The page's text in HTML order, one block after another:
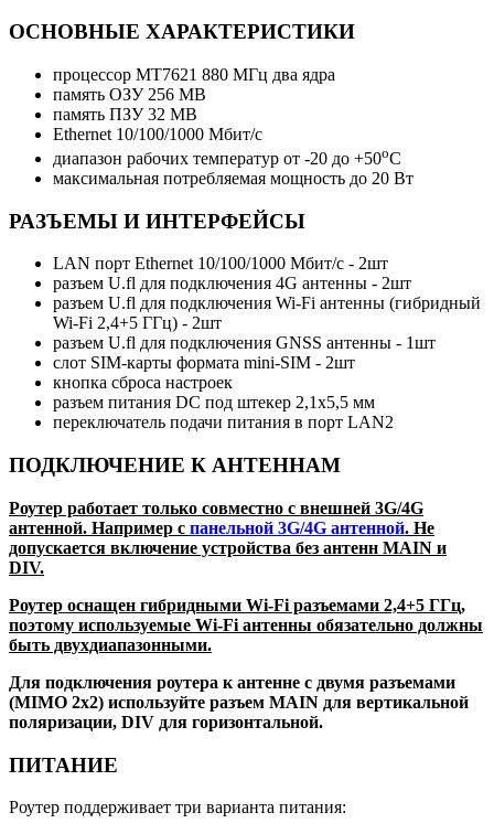
ОСНОВНЫЕ ХАРАКТЕРИСТИКИ
процессор MT7621 880 МГц два ядра
память ОЗУ 256 MB
память ПЗУ 32 MB
Ethernet 10/100/1000 Мбит/c
диапазон рабочих температур от -20 до +50оС
максимальная потребляемая мощность до 20 Вт
РАЗЪЕМЫ И ИНТЕРФЕЙСЫ
LAN порт Ethernet 10/100/1000 Мбит/с - 2шт
разъем U.fl для подключения 4G антенны - 2шт
разъем U.fl для подключения Wi-Fi антенны (гибридный
Wi-Fi 2,4+5 ГГц) - 2шт
разъем U.fl для подключения GNSS антенны - 1шт
слот SIM-карты формата mini-SIM - 2шт
кнопка сброса настроек
разъем питания DC под штекер 2,1х5,5 мм
переключатель подачи питания в порт LAN2
ПОДКЛЮЧЕНИЕ К АНТЕННАМ
Роутер работает только совместно с внешней 3G/4G
антенной. Например с панельной 3G/4G антенной. Не
допускается включение устройства без антенн MAIN и
DIV.
Роутер оснащен гибридными Wi-Fi разъемами 2,4+5 ГГц,
поэтому используемые Wi-Fi антенны обязательно должны
быть двухдиапазонными.
Для подключения роутера к антенне с двумя разъемами
(MIMO 2x2) используйте разъем MAIN для вертикальной
поляризации, DIV для горизонтальной.
ПИТАНИЕ
Роутер поддерживает три варианта питания: